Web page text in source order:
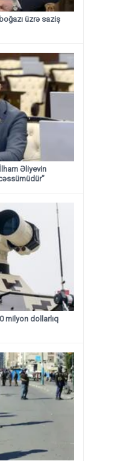
üzrə saziş
Əliyevin
milyon dollarlıq